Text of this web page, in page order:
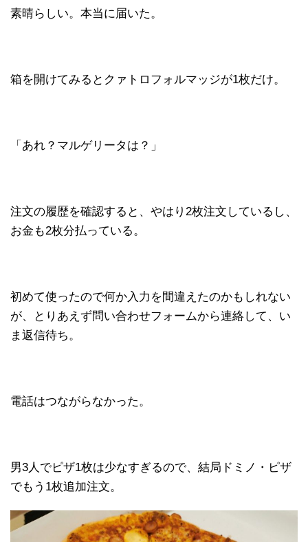
素晴らしい。本当に届いた。
箱を開けてみるとクァトロフォルマッジが1枚だけ。
「あれ？マルゲリータは？」
注文の履歴を確認すると、やはり2枚注文しているし、
お金も2枚分払っている。
初めて使ったので何か入力を間違えたのかもしれない
が、とりあえず問い合わせフォームから連絡して、い
ま返信待ち。
電話はつながらなかった。
男3人でピザ1枚は少なすぎるので、結局ドミノ・ピザ
でもう1枚追加注文。